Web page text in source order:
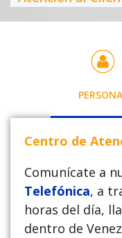
Centro de
Comunícate a
Telefónica, a
horas del día,
dentro de